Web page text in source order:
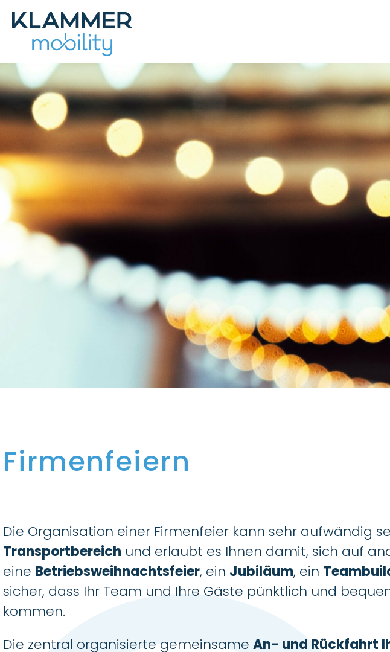
Firmenfeiern
Die Organisation einer Firmenfeier kann sehr aufwändig
Transportbereich und erlaubt es Ihnen damit, sich auf
eine Betriebsweihnachtsfeier, ein Jubiläum, ein
sicher, dass Ihr Team und Ihre Gäste pünktlich und
kommen.
Die zentral organisierte gemeinsame An- und Rückfahrt